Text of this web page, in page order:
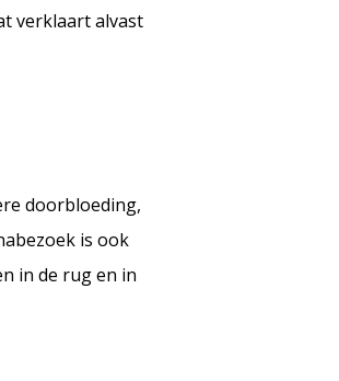
verklaart alvast
doorbloeding,
is ook
in de rug en in